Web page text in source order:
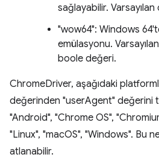
sağlayabilir.
"wow64": Windows
emülasyonu.
boole değeri.
ChromeDriver, aşağıdaki
değerinden "userAgent" değerini
"Android", "Chrome OS",
"Linux", "macOS", "Windows". Bu
atlanabilir.